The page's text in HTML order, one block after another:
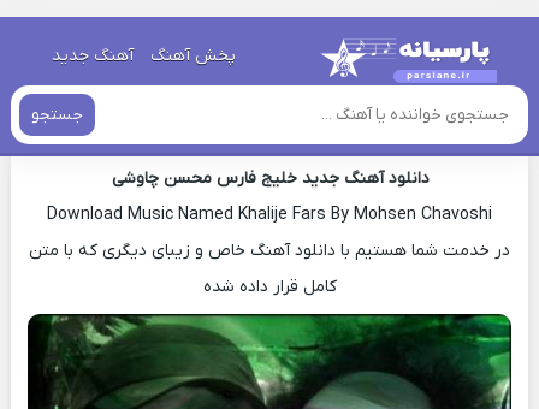
پخش آهنگ آهنگ جدید
جستجو
خانه » دانلود آهنگ جدید
اهنگ محسن چاوشی خلیج فارس جدید
دانلود آهنگ جدید خلیج فارس محسن چاوشی
Download Music Named Khalije Fars By Mohsen Chavoshi
در خدمت شما هستیم با دانلود آهنگ خاص و زیبای دیگری که با متن
کامل قرار داده شده